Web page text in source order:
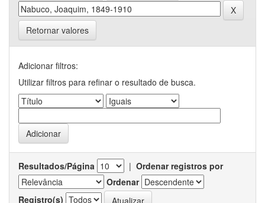
Retornar valores
Adicionar filtros:
Utilizar filtros para refinar o resultado de busca.
Resultados/Página | Ordenar registros por
Ordenar
Registro(s)